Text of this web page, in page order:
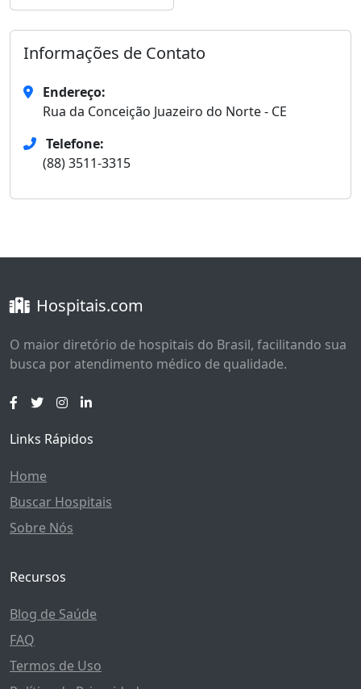
Informações de Contato
Endereço:
Rua da Conceição Juazeiro do Norte - CE
Telefone:
(88) 3511-3315
Hospitais.com
O maior diretório de hospitais do Brasil, facilitando sua
busca por atendimento médico de qualidade.
Links Rápidos
Home
Buscar Hospitais
Sobre Nós
Recursos
Blog de Saúde
FAQ
Termos de Uso